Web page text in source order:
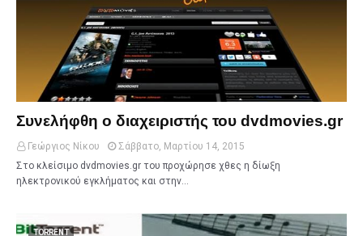
Συνελήφθη ο διαχειριστής του dvdmovies.gr
Γεώργιος Νίκου
Σάββατο, Μαρτίου 14, 2015
Στο κλείσιμο dvdmovies.gr του προχώρησε χθες η δίωξη
ηλεκτρονικού εγκλήματος και στην…
TORRENT